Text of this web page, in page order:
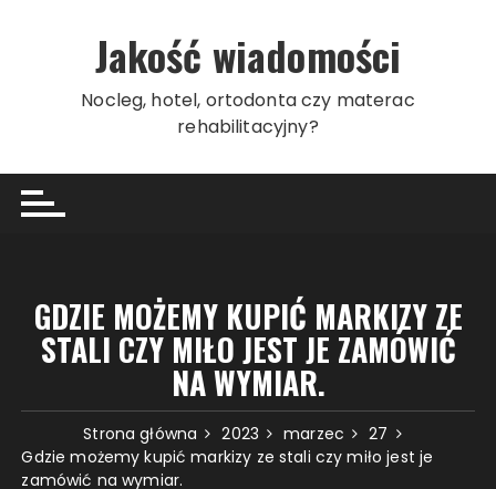
Jakość wiadomości
Nocleg, hotel, ortodonta czy materac
rehabilitacyjny?
GDZIE MOŻEMY KUPIĆ MARKIZY ZE
STALI CZY MIŁO JEST JE ZAMÓWIĆ
NA WYMIAR.
Strona główna 2023 marzec
27
Gdzie możemy kupić markizy ze stali czy miło jest je
zamówić na wymiar.